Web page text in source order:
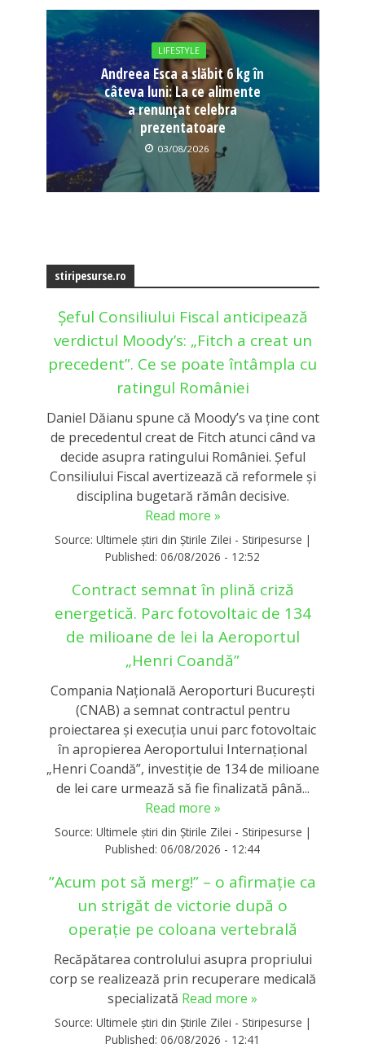
LIFESTYLE
Andreea Esca a slăbit 6 kg în
câteva luni: La ce alimente
a renunțat celebra
prezentatoare
03/08/2026
stiripesurse.ro
Șeful Consiliului Fiscal anticipează
verdictul Moody’s: „Fitch a creat un
precedent”. Ce se poate întâmpla cu
ratingul României
Daniel Dăianu spune că Moody’s va ține cont
de precedentul creat de Fitch atunci când va
decide asupra ratingului României. Șeful
Consiliului Fiscal avertizează că reformele și
disciplina bugetară rămân decisive.
Read more »
Source: Ultimele știri din Știrile Zilei - Stiripesurse |
Published: 06/08/2026 - 12:52
Contract semnat în plină criză
energetică. Parc fotovoltaic de 134
de milioane de lei la Aeroportul
„Henri Coandă”
Compania Națională Aeroporturi București
(CNAB) a semnat contractul pentru
proiectarea și execuția unui parc fotovoltaic
în apropierea Aeroportului Internațional
„Henri Coandă”, investiție de 134 de milioane
de lei care urmează să fie finalizată până...
Read more »
Source: Ultimele știri din Știrile Zilei - Stiripesurse |
Published: 06/08/2026 - 12:44
”Acum pot să merg!” – o afirmație ca
un strigăt de victorie după o
operație pe coloana vertebrală
Recăpătarea controlului asupra propriului
corp se realizează prin recuperare medicală
specializată Read more »
Source: Ultimele știri din Știrile Zilei - Stiripesurse |
Published: 06/08/2026 - 12:41